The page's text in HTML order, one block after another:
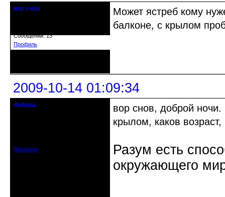
вор снов
Сообщений: 13
Профиль
Может ястреб кому
балконе, с крылом
2009-10-14 01:09:34
Акбара
Профиль
вор снов, доброй
крылом, каков
Разум есть
окружающего